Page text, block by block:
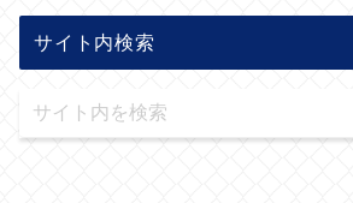
サイト内検索